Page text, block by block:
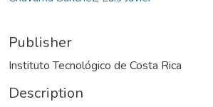
Publisher
Instituto Tecnológico de Costa Rica
Description